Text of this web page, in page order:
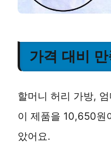
가격 대비
할머니 허리 가방,
이 제품을 10,650원
았어요.